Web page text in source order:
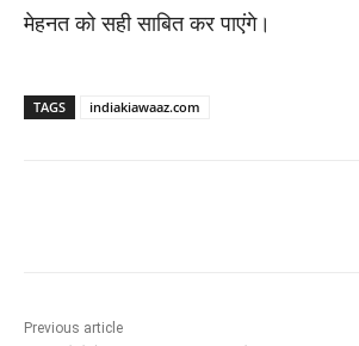
मेहनत को सही साबित कर पाएंगे।
TAGS indiakiawaaz.com
Previous article